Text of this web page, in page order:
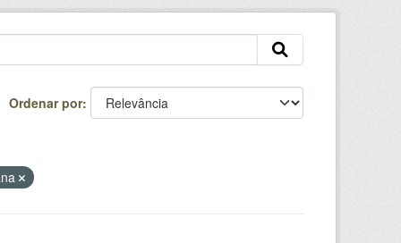
Ordenar por